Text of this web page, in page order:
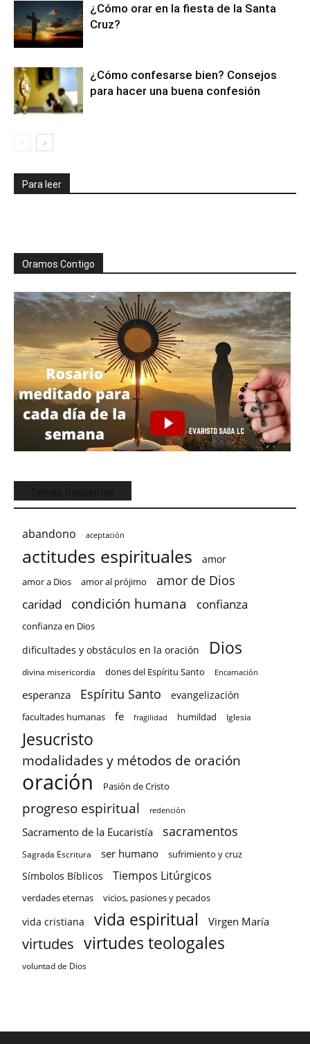
¿Cómo orar en la fiesta de la Santa
Cruz?
¿Cómo confesarse bien? Consejos
para hacer una buena confesión
Para leer
Oramos Contigo
abandono aceptación
actitudes espirituales amor
amor a Dios amor al prójimo amor de Dios
caridad condición humana confianza
confianza en Dios
dificultades y obstáculos en la oración Dios
divina misericordia dones del Espíritu Santo Encarnación
esperanza Espíritu Santo evangelización
facultades humanas fe fragilidad humildad Iglesia
Jesucristo
modalidades y métodos de oración
oración Pasión de Cristo
progreso espiritual redención
Sacramento de la Eucaristía sacramentos
Sagrada Escritura ser humano sufrimiento y cruz
Símbolos Bíblicos Tiempos Litúrgicos
verdades eternas vicios, pasiones y pecados
vida cristiana vida espiritual Virgen María
virtudes virtudes teologales
voluntad de Dios